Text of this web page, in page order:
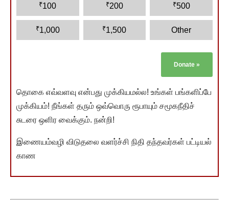
₹100 ₹200 ₹500
₹1,000 ₹1,500 Other
Donate »
தொகை எவ்வளவு என்பது முக்கியமல்ல! உங்கள் பங்களிப்பே
முக்கியம்! நீங்கள் தரும் ஒவ்வொரு ரூபாயும் சமூகநீதிச்
சுடரை ஒளிர வைக்கும். நன்றி!
இணையம்வழி விடுதலை வளர்ச்சி நிதி தந்தவர்கள் பட்டியல்
காண